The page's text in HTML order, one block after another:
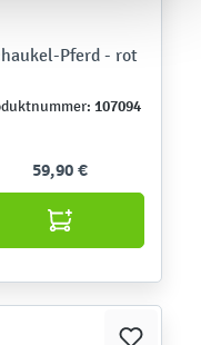
Pferd - rot
107094
59,90 €